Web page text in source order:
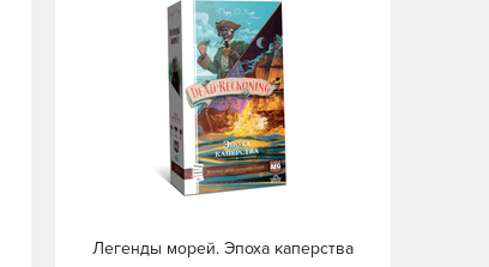
Легенды морей. Эпоха каперства